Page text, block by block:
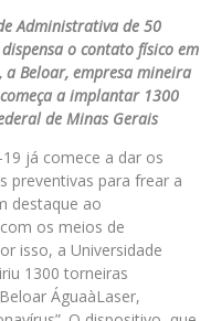
Administrativa de 50
o contato físico em
Beloar, empresa mineira
a implantar 1300
de Minas Gerais
já comece a dar os
preventivas para frear a
destaque ao
os meios de
isso, a Universidade
1300 torneiras
ÁguaàLaser,